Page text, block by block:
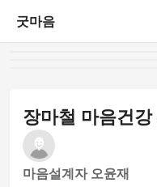
굿마음
장마철 마음건
마음설계자 오윤재